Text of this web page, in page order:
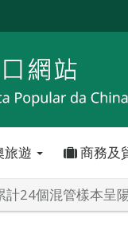
遊 商務及
24個混管樣本呈